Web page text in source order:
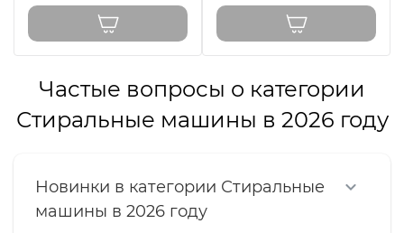
Частые вопросы о категории
Стиральные машины в 2026 году
Новинки в категории Стиральные
машины в 2026 году